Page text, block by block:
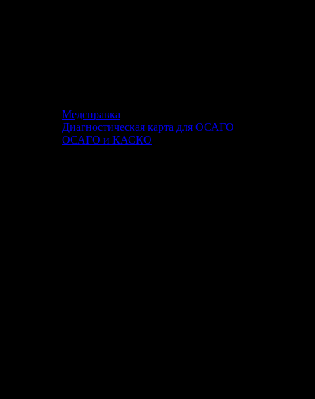
Медсправка
Диагностическая карта для ОСАГО
ОСАГО и КАСКО